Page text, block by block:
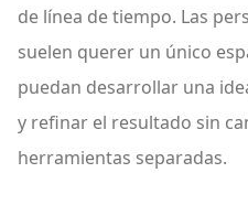
de línea de tiempo. Las
suelen querer un único
puedan desarrollar una
y refinar el resultado sin
herramientas separadas.